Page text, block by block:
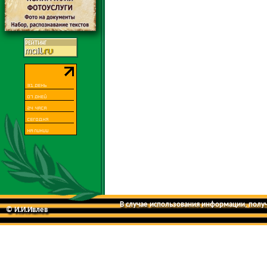
© И.И.Ивлев
В случае использования информации,